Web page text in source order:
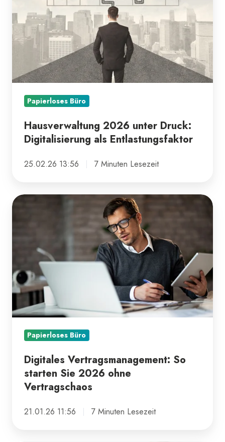
Digitalisierung
als
Entlastungsfaktor
Papierloses Büro
Hausverwaltung 2026 unter Druck:
Digitalisierung als Entlastungsfaktor
25.02.26 13:56 7 Minuten Lesezeit
Digitales
Vertragsmanagement:
2026
ohne
Vertragschaos
Papierloses Büro
Digitales Vertragsmanagement: So
starten Sie 2026 ohne
Vertragschaos
21.01.26 11:56 7 Minuten Lesezeit